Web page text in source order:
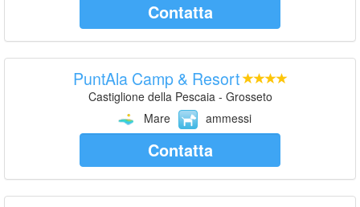
Contatta
PuntAla Camp & Resort
Castiglione della Pescaia - Grosseto
Mare
ammessi
Contatta